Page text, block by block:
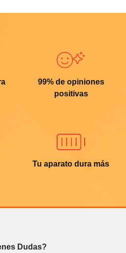
99% de opiniones
positivas
Tu aparato dura más
Dudas?